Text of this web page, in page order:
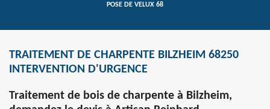
POSE DE VELUX 68
TRAITEMENT DE CHARPENTE BILZHEIM 68250
INTERVENTION D'URGENCE
Traitement de bois de charpente à Bilzheim,